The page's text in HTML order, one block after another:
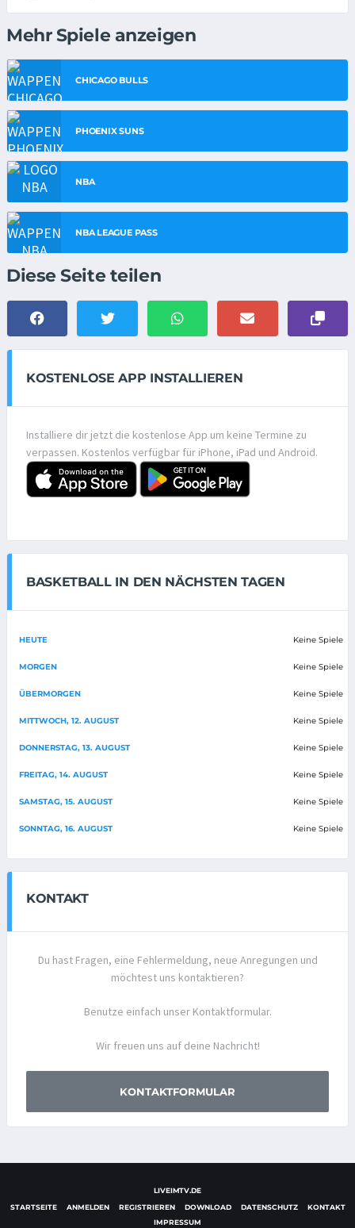
Mehr Spiele anzeigen
CHICAGO BULLS
PHOENIX SUNS
NBA
NBA LEAGUE PASS
Diese Seite teilen
KOSTENLOSE APP INSTALLIEREN
Installiere dir jetzt die kostenlose App um keine Termine zu
verpassen. Kostenlos verfügbar für iPhone, iPad und Android.
BASKETBALL IN DEN NÄCHSTEN TAGEN
HEUTE Keine Spiele
MORGEN Keine Spiele
ÜBERMORGEN Keine Spiele
MITTWOCH, 12. AUGUST Keine Spiele
DONNERSTAG, 13. AUGUST Keine Spiele
FREITAG, 14. AUGUST Keine Spiele
SAMSTAG, 15. AUGUST Keine Spiele
SONNTAG, 16. AUGUST Keine Spiele
KONTAKT
Du hast Fragen, eine Fehlermeldung, neue Anregungen und
möchtest uns kontaktieren?
Benutze einfach unser Kontaktformular.
Wir freuen uns auf deine Nachricht!
KONTAKTFORMULAR
LIVEIMTV.DE
STARTSEITE
ANMELDEN REGISTRIEREN DOWNLOAD DATENSCHUTZ
KONTAKT
IMPRESSUM